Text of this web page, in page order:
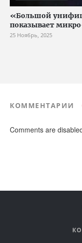
«Большой
показывает
25 Ноябрь, 2025
КОММЕНТАРИИ
Comments are